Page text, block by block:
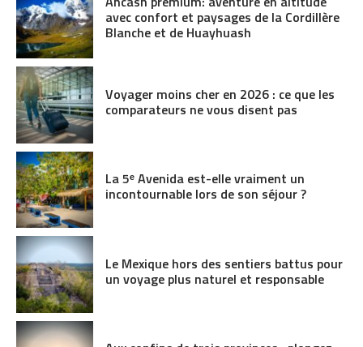
avec confort et paysages de la Cordillère
Blanche et de Huayhuash
Voyager moins cher en 2026 : ce que les
comparateurs ne vous disent pas
La 5ᵉ Avenida est-elle vraiment un
incontournable lors de son séjour ?
Le Mexique hors des sentiers battus pour
un voyage plus naturel et responsable